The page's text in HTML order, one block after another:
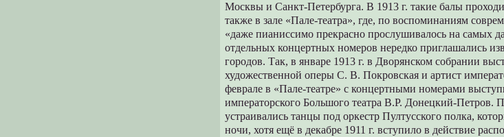
Москвы и Санкт-Петербурга. В 1913 г. такие балы
также в зале «Пале-театра», где, по воспоминаниям
«даже пианиссимо прекрасно прослушивалось на самых
отдельных концертных номеров нередко приглашались
городов. Так, в январе 1913 г. в Дворянском собрании
художественной оперы С. В. Покровская и артист
феврале в «Пале-театре» с концертными номерами
императорского Большого театра В.Р. Донецкий-Петров.
устраивались танцы под оркестр Пултусского полка,
ночи, хотя ещё в декабре 1911 г. вступило в действие